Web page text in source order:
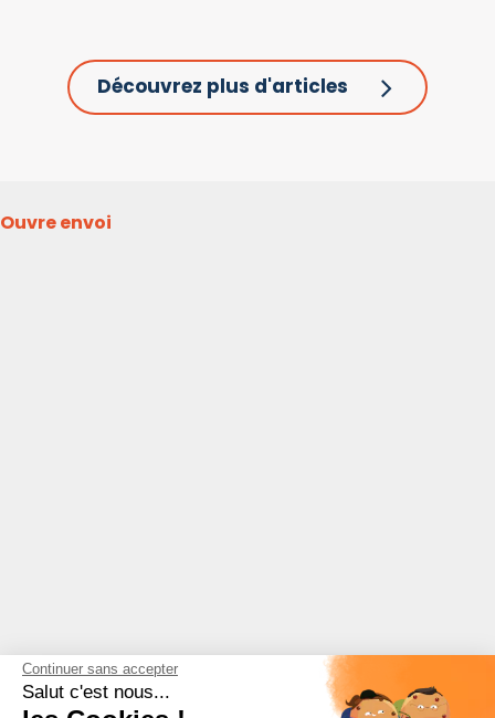
Découvrez plus d'articles
Ouvre envoi
Continuer sans accepter
Salut c'est nous...